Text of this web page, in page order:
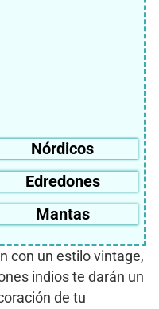
Nórdicos
Edredones
Mantas
con un estilo vintage,
indios te darán un
de tu